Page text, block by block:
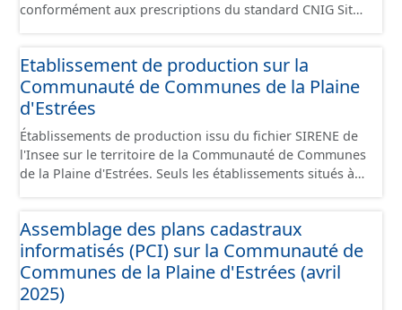
conformément aux prescriptions du standard CNIG Sites
Etablissement de production sur la
Communauté de Communes de la Plaine
d'Estrées
Établissements de production issu du fichier SIRENE de
l'Insee sur le territoire de la Communauté de Communes
de la Plaine d'Estrées. Seuls les établissements situés à
conformément aux prescriptions du standard CNIG Sites
Économiques. Ce lot ne contient pas la référence aux
terrains à vocation économique à ce jour. Il est filtré au-
delà des prescriptions du CNIG se limitant aux SCI.
Assemblage des plans cadastraux
informatisés (PCI) sur la Communauté de
Communes de la Plaine d'Estrées (avril
2025)